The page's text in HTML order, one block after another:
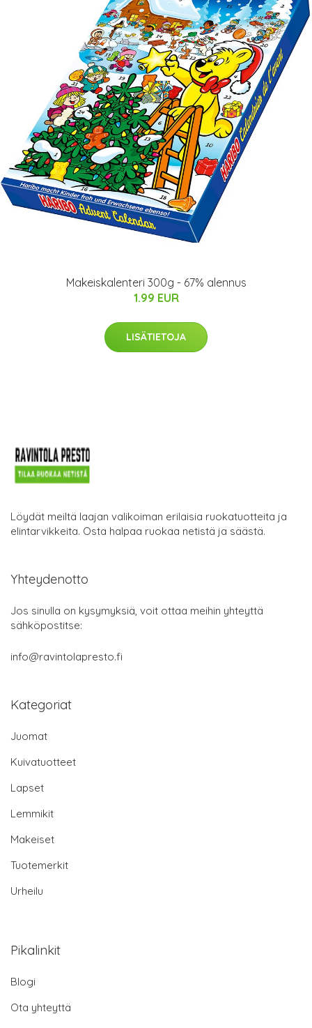
Makeiskalenteri 300g - 67% alennus
1.99 EUR
LISÄTIETOJA
Löydät meiltä laajan valikoiman erilaisia ruokatuotteita ja
elintarvikkeita. Osta halpaa ruokaa netistä ja säästä.
Yhteydenotto
Jos sinulla on kysymyksiä, voit ottaa meihin yhteyttä
sähköpostitse:
info@ravintolapresto.fi
Kategoriat
Juomat
Kuivatuotteet
Lapset
Lemmikit
Makeiset
Tuotemerkit
Urheilu
Pikalinkit
Blogi
Ota yhteyttä